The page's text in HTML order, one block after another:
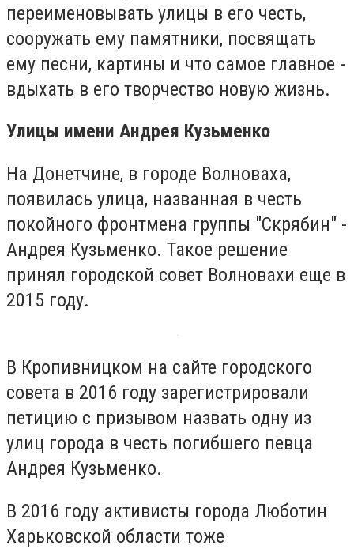
переименовывать улицы в его честь,
сооружать ему памятники, посвящать
ему песни, картины и что самое главное -
вдыхать в его творчество новую жизнь.
Улицы имени Андрея Кузьменко
На Донетчине, в городе Волноваха,
появилась улица, названная в честь
покойного фронтмена группы "Скрябин" -
Андрея Кузьменко. Такое решение
принял городской совет Волновахи еще в
2015 году.
В Кропивницком на сайте городского
совета в 2016 году зарегистрировали
петицию с призывом назвать одну из
улиц города в честь погибшего певца
Андрея Кузьменко.
В 2016 году активисты города Люботин
Харьковской области тоже